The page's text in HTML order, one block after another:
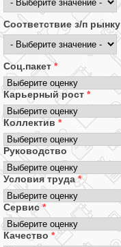
Соответствие з/п рынку
Соц.пакет *
Карьерный рост *
Коллектив *
Руководство
Условия труда*
Сервис*
Качество *